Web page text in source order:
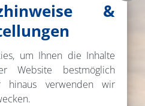
&
um Ihnen die Inhalte
Website bestmöglich
hinaus verwenden wir